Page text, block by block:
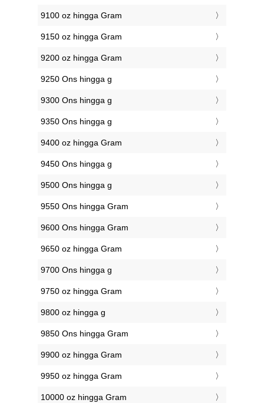
9100 oz hingga Gram
9150 oz hingga Gram
9200 oz hingga Gram
9250 Ons hingga g
9300 Ons hingga g
9350 Ons hingga g
9400 oz hingga Gram
9450 Ons hingga g
9500 Ons hingga g
9550 Ons hingga Gram
9600 Ons hingga Gram
9650 oz hingga Gram
9700 Ons hingga g
9750 oz hingga Gram
9800 oz hingga g
9850 Ons hingga Gram
9900 oz hingga Gram
9950 oz hingga Gram
10000 oz hingga Gram